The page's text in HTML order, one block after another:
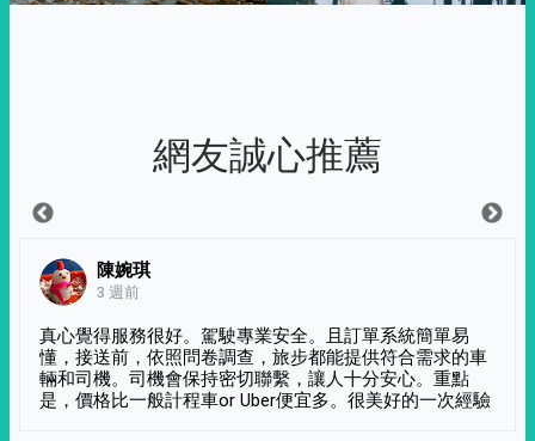
網友誠心推薦
陳婉琪
3 週前
真心覺得服務很好。駕駛專業安全。且訂單系統簡單易
懂，接送前，依照問卷調查，旅步都能提供符合需求的車
輛和司機。司機會保持密切聯繫，讓人十分安心。重點
是，價格比一般計程車or Uber便宜多。很美好的一次經驗